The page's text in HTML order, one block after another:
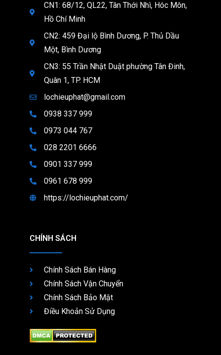
CN1: 68/12, QL22, Tân Thới Nhì, Hóc Môn,
Hồ Chí Minh
CN2: 459 Đại lộ Bình Dương, P. Thủ Dầu
Một, Bình Dương
CN3: 55 Trần Nhật Duật phường Tân Đinh,
Quân 1, TP. HCM
lochieuphat@gmail.com
0938 337 999
0973 044 767
028 2201 6666
0901 337 999
0961 678 999
https://lochieuphat.com/
CHÍNH SÁCH
Chính Sách Bán Hàng
Chính Sách Vận Chuyển
Chính Sách Bảo Mật
Điều Khoản Sử Dụng